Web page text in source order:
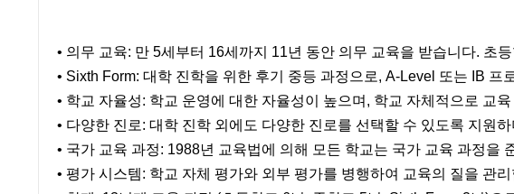
• 의무 교육: 만 5세부터 16세까지 11년 동안 의무 교육을 받습니다. 초
• Sixth Form: 대학 진학을 위한 후기 중등 과정으로, A-Level 또는 IB 프
• 학교 자율성: 학교 운영에 대한 자율성이 높으며, 학교 자체적으로 교
• 다양한 진로: 대학 진학 외에도 다양한 진로를 선택할 수 있도록 지원
• 국가 교육 과정: 1988년 교육법에 의해 모든 학교는 국가 교육 과정을
• 평가 시스템: 학교 자체 평가와 외부 평가를 병행하여 교육의 질을 관